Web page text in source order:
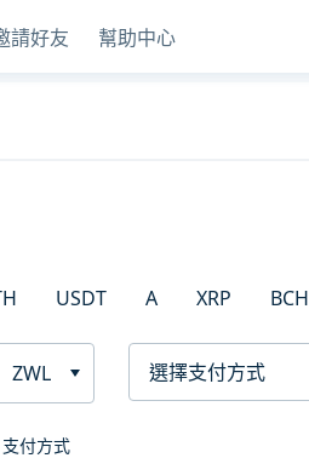
請好友 幫助中心
USDT A XRP BCH
ZWL 選擇支付方式
支付方式